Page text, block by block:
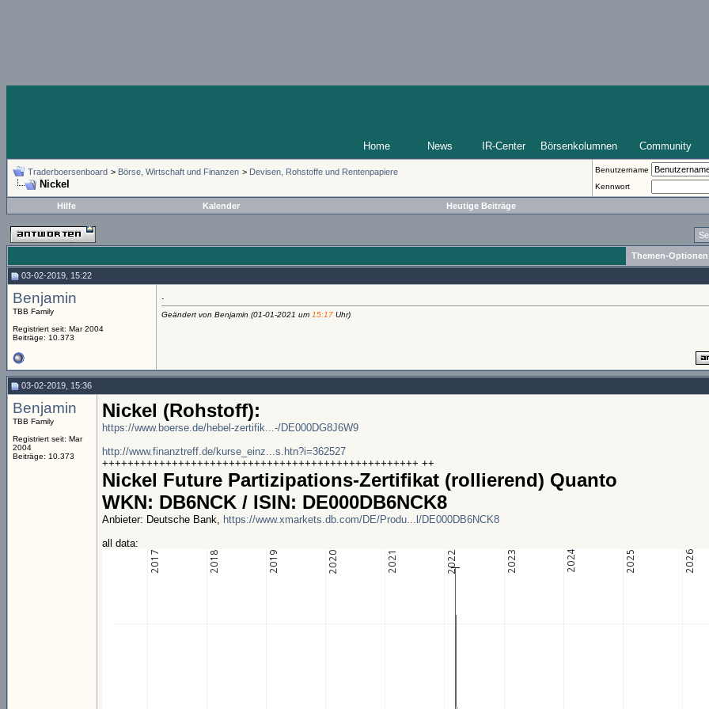
Home News IR-Center Börsenkolumnen Community
Traderboersenboard > Börse, Wirtschaft und Finanzen > Devisen, Rohstoffe und Rentenpapiere
Nickel
Benutzername
Kennwort
Hilfe Kalender Heutige Beiträge
Themen-Optionen
03-02-2019, 15:22
Benjamin
TBB Family
Registriert seit: Mar 2004
Beiträge: 10.373
.
Geändert von Benjamin (01-01-2021 um 15:17 Uhr)
03-02-2019, 15:36
Benjamin
TBB Family
Registriert seit: Mar
2004
Beiträge: 10.373
Nickel (Rohstoff):
https://www.boerse.de/hebel-zertifik...-/DE000DG8J6W9
http://www.finanztreff.de/kurse_einz...s.htn?i=362527
++++++++++++++++++++++++++++++++++++++++++++++++++ ++
Nickel Future Partizipations-Zertifikat (rollierend) Quanto
WKN: DB6NCK / ISIN: DE000DB6NCK8
Anbieter: Deutsche Bank, https://www.xmarkets.db.com/DE/Produ...l/DE000DB6NCK8
all data: